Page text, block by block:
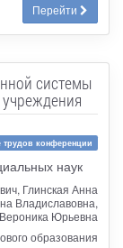
Перейти
системы
трудов конференции
наук
Глинская Анна
Владиславовна,
Юрьевна
образования